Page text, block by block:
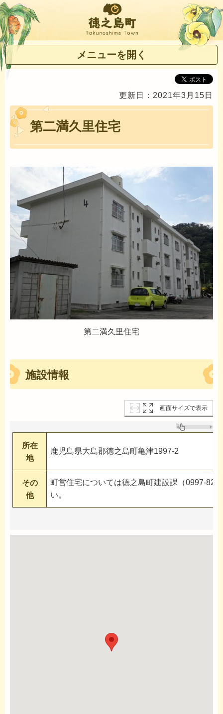
徳之島町
メニューを開く
更新日：2021年3月15日
第二満久里住宅
第二満久里住宅
施設情報
画面サイズで表示
所在
地
鹿児島県大島郡徳之島町亀津1997-2
その
他
町営住宅については徳之島町建設課（0997-82-
い。